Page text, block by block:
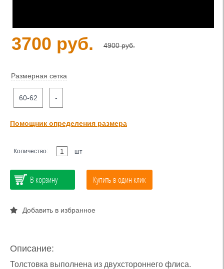
3700 руб. 4900 руб.
Размерная сетка
60-62 -
Помощник определения размера
Количество: шт
В корзину Купить в один клик
Добавить в избранное
Описание:
Толстовка выполнена из двухстороннего флиса.